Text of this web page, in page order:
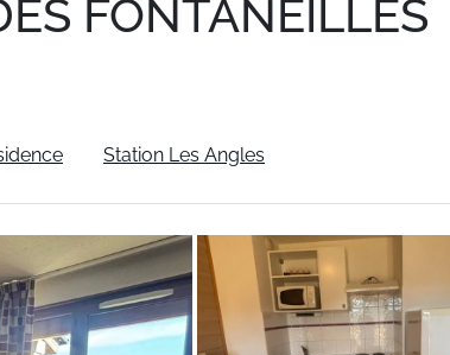
FONTANEILLES
Station Les Angles